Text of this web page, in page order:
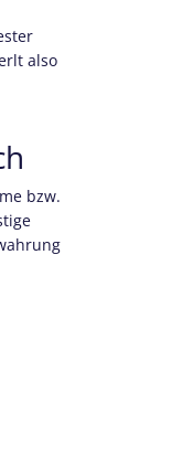
also
bzw.